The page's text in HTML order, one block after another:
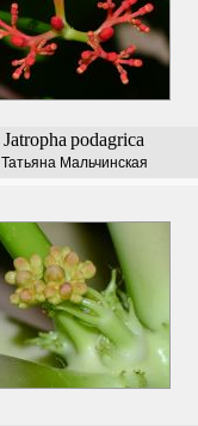
Jatropha podagrica
Татьяна Мальчинская